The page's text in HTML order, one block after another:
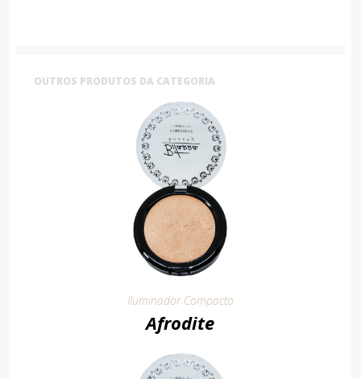
OUTROS PRODUTOS DA CATEGORIA
Iluminador Compacto
Afrodite